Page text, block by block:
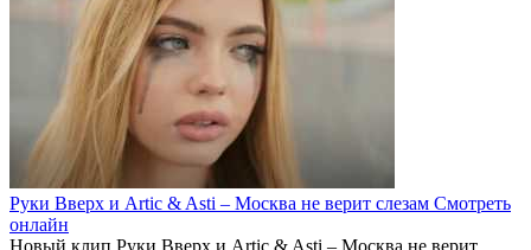
Руки Вверх и Artic & Asti – Москва не верит слезам Смотреть
онлайн
Новый клип Руки Вверх и Artic & Asti – Москва не верит